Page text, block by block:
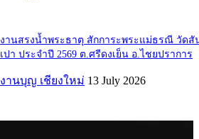
งานสรงน้ำพระธาตุ สักการะพระแม่ธรณี วัดสั
เปา ประจำปี 2569 ต.ศรีดงเย็น อ.ไชยปราการ
งานบุญ เชียงใหม่ 13 July 2026